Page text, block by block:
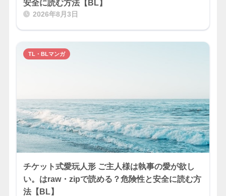
安全に読む方法【BL】
2026年8月3日
チケット式愛玩人形 ご主人様は執事の愛が欲し
い。はraw・zipで読める？危険性と安全に読む方
法【BL】
TL・BLマンガ